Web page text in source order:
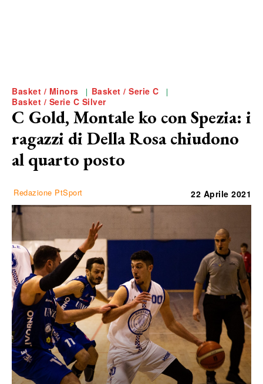
Basket / Minors
Basket / Serie C
Basket / Serie C Silver
C Gold, Montale ko con Spezia: i
ragazzi di Della Rosa chiudono
al quarto posto
Redazione PtSport 22 Aprile 2021